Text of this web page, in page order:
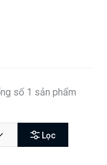
số 1 sản phẩm
Lọc